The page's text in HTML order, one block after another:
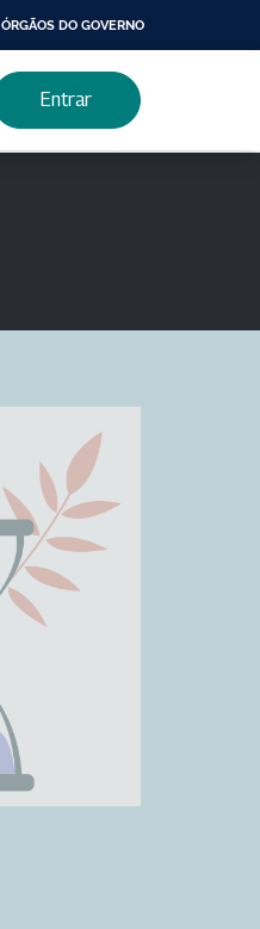
ÓRGÃOS DO GOVERNO
Entrar